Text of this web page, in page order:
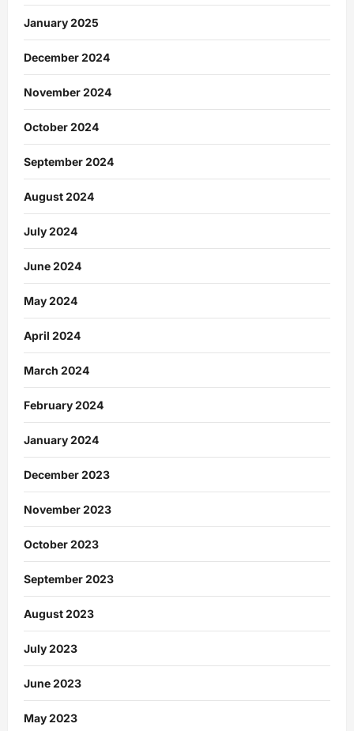
January 2025
December 2024
November 2024
October 2024
September 2024
August 2024
July 2024
June 2024
May 2024
April 2024
March 2024
February 2024
January 2024
December 2023
November 2023
October 2023
September 2023
August 2023
July 2023
June 2023
May 2023